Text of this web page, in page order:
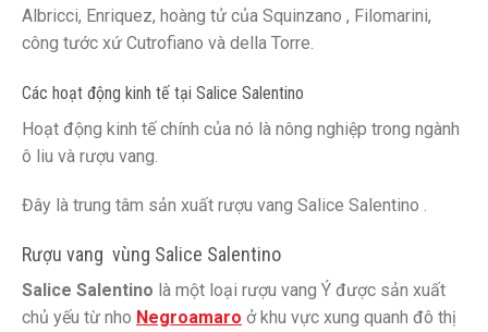
Albricci, Enriquez, hoàng tử của Squinzano , Filomarini,
công tước xứ Cutrofiano và della Torre.
Các hoạt động kinh tế tại Salice Salentino
Hoạt động kinh tế chính của nó là nông nghiệp trong ngành
ô liu và rượu vang.
Đây là trung tâm sản xuất rượu vang Salice Salentino .
Rượu vang vùng Salice Salentino
Salice Salentino là một loại rượu vang Ý được sản xuất
chủ yếu từ nho Negroamaro ở khu vực xung quanh đô thị